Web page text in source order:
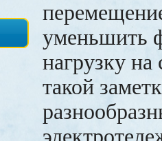
уменьшить
нагрузку на
такой